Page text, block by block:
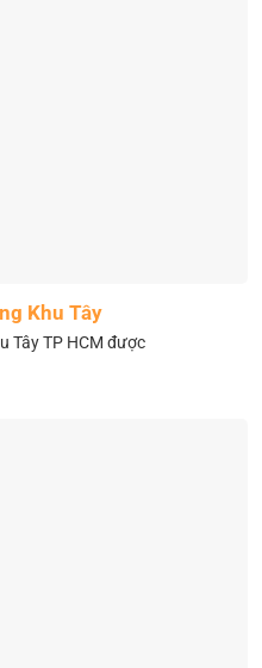
Khu Tây
Tây TP HCM được